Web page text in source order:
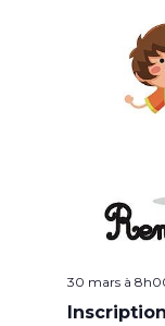
30 mars à